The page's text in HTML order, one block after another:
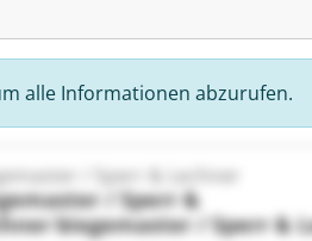
alle Informationen abzurufen.
/ Sperr & Lechner
/ Sperr &
biegemaster / Sperr &